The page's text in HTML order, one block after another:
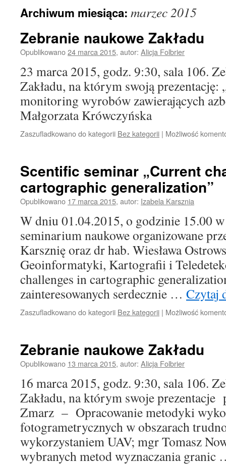
Archiwum miesiąca: marzec 2015
Zebranie naukowe Zakładu
Opublikowano24 marca 2015, autor: Alicja Folbrier
23 marca 2015, godz. 9:30, sala 106.
Zakładu, na którym swoją
monitoring wyrobów zawierających
Małgorzata Krówczyńska
Zaszufladkowano do kategorii Bez kategorii | Możliwość
Scentific seminar „Current
cartographic generalization”
Opublikowano 17 marca 2015, autor: Izabela Karsznia
W dniu 01.04.2015, o godzinie 15.00
seminarium naukowe organizowane
Karsznię oraz dr hab. Wiesława
Geoinformatyki, Kartografii i
challenges in cartographic
zainteresowanych serdecznie … Czytaj
Zaszufladkowano do kategorii Bez kategorii | Możliwość
Zebranie naukowe Zakładu
Opublikowano 13 marca 2015, autor: Alicja Folbrier
16 marca 2015, godz. 9:30, sala 106.
Zakładu, na którym swoje
Zmarz – Opracowanie metodyki
fotogrametrycznych w obszarach
wykorzystaniem UAV; mgr Tomasz
wybranych metod wyznaczania